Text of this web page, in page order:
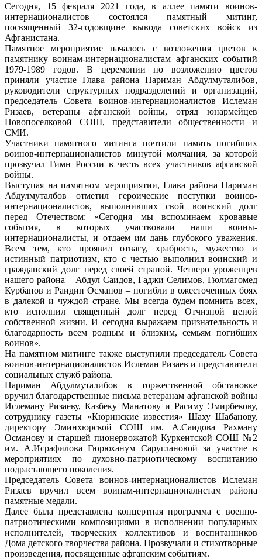
Сегодня, 15 февраля 2021 года, в аллее памяти воинов-
интернационалистов состоялся памятный митинг,
посвященный 32-годовщине вывода советских войск из
Афганистана.
Памятное мероприятие началось с возложения цветов к
памятнику воинам-интернационалистам афганских событий
1979-1989 годов. В церемонии по возложению цветов
приняли участие Глава района Нариман Абдулмуталибов,
руководители структурных подразделений и организаций,
председатель Совета воинов-интернационалистов Ислеман
Ризаев, ветераны афганской войны, отряд юнармейцев
Новопоселковой СОШ, представители общественности и
СМИ.
Участники памятного митинга почтили память погибших
воинов-интернационалистов минутой молчания, за которой
прозвучал Гимн России в честь всех участников афганской
войны.
Выступая на памятном мероприятии, Глава района Нариман
Абдулмуталбов отметил героические поступки воинов-
интернационалистов, выполнивших свой воинский долг
перед Отечеством: «Сегодня мы вспоминаем кровавые
события, в которых участвовали наши воины-
интернационалисты, и отдаем им дань глубокого уважения.
Всем тем, кто проявил отвагу, храбрость, мужество и
истинный патриотизм, кто с честью выполнил воинский и
гражданский долг перед своей страной. Четверо уроженцев
нашего района – Абдул Саидов, Гаджи Селимов, Гюлмагомед
Курбанов и Раидин Османов – погибли в ожесточенных боях
в далекой и чуждой стране. Мы всегда будем помнить всех,
кто исполнил священный долг перед Отчизной ценой
собственной жизни. И сегодня выражаем признательность и
благодарность всем родным и близким, семьям погибших
воинов».
На памятном митинге также выступили председатель Совета
воинов-интернационалистов Ислеман Ризаев и представители
социальных служб района.
Нариман Абдулмуталибов в торжественной обстановке
вручил благодарственные письма ветеранам афганской войны
Ислеману Ризаеву, Казбеку Манатову и Расиму Эмирбекову,
сотруднику газеты «Кюринские известия» Шаху Шабанову,
директору Эминхюрской СОШ им. А.Саидова Рахману
Османову и старшей пионервожатой Куркентской СОШ №2
им. А.Исрафилова Гюрюханум Саруглановой за участие в
мероприятиях по духовно-патриотическому воспитанию
подрастающего поколения.
Председатель Совета воинов-интернационалистов Ислеман
Ризаев вручил всем воинам-интернационалистам района
памятные медали.
Далее была представлена концертная программа с военно-
патриотическими композициями в исполнении популярных
исполнителей, творческих коллективов и воспитанников
Дома детского творчества района. Прозвучали и стихотворные
произведения, посвященные афганским событиям.